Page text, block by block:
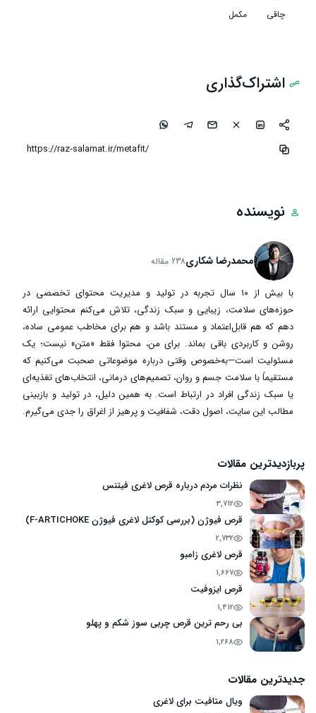
چاقی مکمل
اشتراک‌گذاری
نویسنده
محمدرضا شکاری238 مقاله
با بیش از ۱۰ سال تجربه در تولید و مدیریت محتوای تخصصی در
حوزه‌های سلامت، زیبایی و سبک زندگی، تلاش می‌کنم محتوایی ارائه
دهم که هم قابل‌اعتماد و مستند باشد و هم برای مخاطب عمومی ساده،
روشن و کاربردی باقی بماند. برای من، محتوا فقط «متن» نیست؛ یک
مسئولیت است—به‌خصوص وقتی درباره موضوعاتی صحبت می‌کنیم که
مستقیماً با سلامت جسم و روان، تصمیم‌های درمانی، انتخاب‌های تغذیه‌ای
یا سبک زندگی افراد در ارتباط است. به همین دلیل، در تولید و بازبینی
مطالب این سایت، اصول دقت، شفافیت و پرهیز از اغراق را جدی می‌گیرم.
پربازدیدترین مقالات
نظرات مردم درباره قرص لاغری فیتنس
3,712
قرص فیوژن (بررسی کوکتل لاغری فیوژن F-ARTICHOKE)
2,732
قرص لاغری زامبو
1,667
قرص ایزوفیت
1,412
بی رحم ترین قرص چربی سوز شکم و پهلو
1,268
جدیدترین مقالات
ویال متافیت برای لاغری